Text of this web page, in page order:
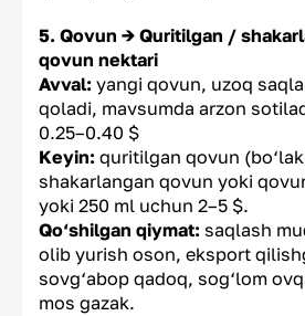
5. Qovun → Quritilgan /
qovun nektari
Avval: yangi qovun, uzoq
qoladi, mavsumda arzon
0.25–0.40 $
Keyin: quritilgan qovun
shakarlangan qovun yoki
yoki 250 ml uchun 2–5 $.
Qo‘shilgan qiymat: saqlash
olib yurish oson, eksport
sovg‘abop qadoq, sog‘lom
mos gazak.